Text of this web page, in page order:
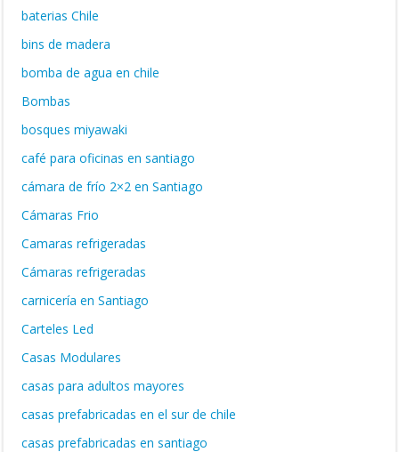
baterias Chile
bins de madera
bomba de agua en chile
Bombas
bosques miyawaki
café para oficinas en santiago
cámara de frío 2×2 en Santiago
Cámaras Frio
Camaras refrigeradas
Cámaras refrigeradas
carnicería en Santiago
Carteles Led
Casas Modulares
casas para adultos mayores
casas prefabricadas en el sur de chile
casas prefabricadas en santiago